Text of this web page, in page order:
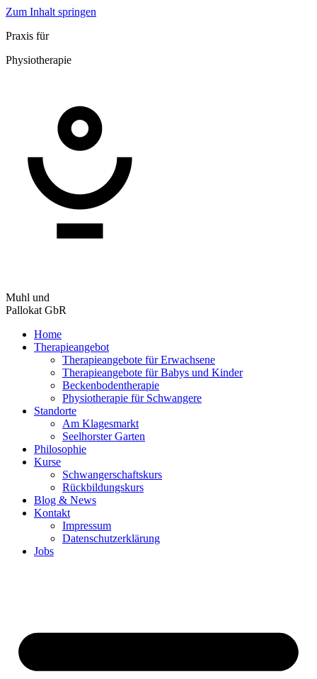
Zum Inhalt springen
Praxis für
Physiotherapie
Muhl und
Pallokat GbR
Home
Therapieangebot
Therapieangebote für Erwachsene
Therapieangebote für Babys und Kinder
Beckenbodentherapie
Physiotherapie für Schwangere
Standorte
Am Klagesmarkt
Seelhorster Garten
Philosophie
Kurse
Schwangerschaftskurs
Rückbildungskurs
Blog & News
Kontakt
Impressum
Datenschutzerklärung
Jobs